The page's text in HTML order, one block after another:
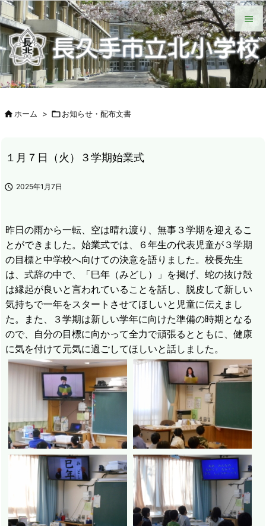


メニュ

サイド
HOME 北小について 今日の北小 緊急時の対応
各種説明会
ＰＴＡ手帳（Web版）
ＰＴＡの窓
いじめ防止基本方針
学校からの配付物（学年別）
タブレット端末wifi接続手段
ホーム > お知らせ・配布文書
１月７日（火）３学期始業式
 2025年1月7日
昨日の雨から一転、空は晴れ渡り、無事３学期を迎えるこ
とができました。始業式では、６年生の代表児童が３学期
の目標と中学校へ向けての決意を語りました。校長先生
は、式辞の中で、「巳年（みどし）」を掲げ、蛇の抜け殻
は縁起が良いと言われていることを話し、脱皮して新しい
気持ちで一年をスタートさせてほしいと児童に伝えまし
た。また、３学期は新しい学年に向けた準備の時期となる
ので、自分の目標に向かって全力で頑張るとともに、健康
に気を付けて元気に過ごしてほしいと話しました。